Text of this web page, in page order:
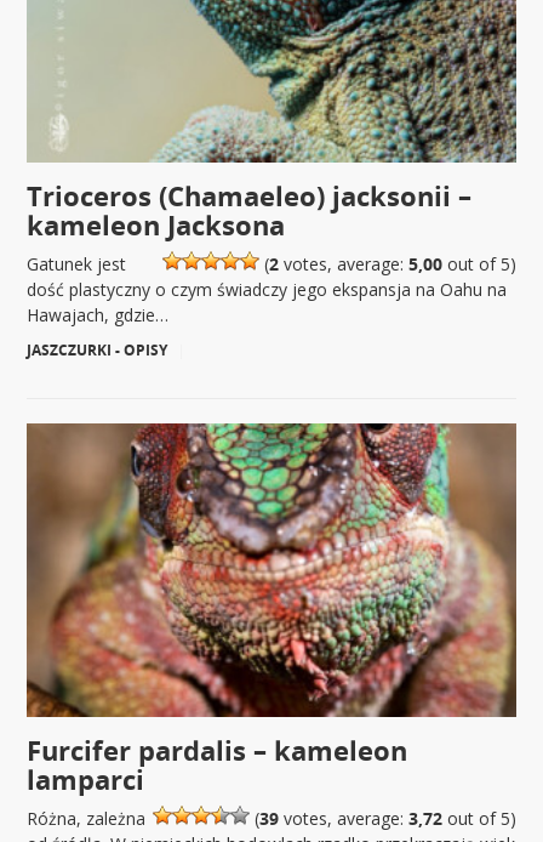
Trioceros (Chamaeleo) jacksonii –
kameleon Jacksona
(2votes, average: 5,00out of 5)
Gatunek jest
dość plastyczny o czym świadczy jego ekspansja na Oahu na
Hawajach, gdzie…
JASZCZURKI - OPISY
Furcifer pardalis – kameleon
lamparci
(39votes, average: 3,72out of 5)
Różna, zależna